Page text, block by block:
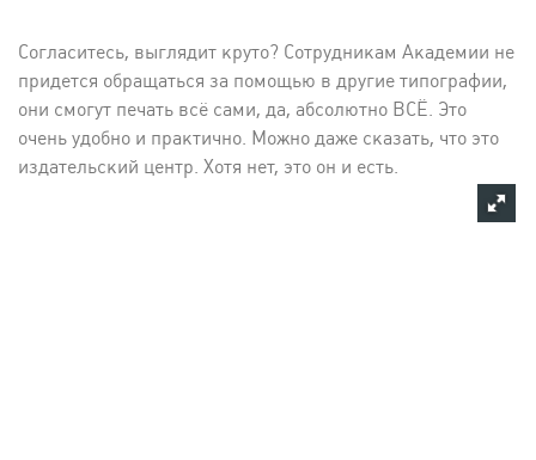
Согласитесь, выглядит круто? Сотрудникам Академии не
придется обращаться за помощью в другие типографии,
они смогут печать всё сами, да, абсолютно ВСЁ. Это
очень удобно и практично. Можно даже сказать, что это
издательский центр. Хотя нет, это он и есть.